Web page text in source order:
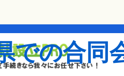
での合同